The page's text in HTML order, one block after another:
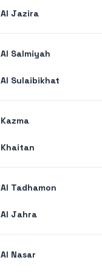
Al Jazira
Al Salmiyah
Al Sulaibikhat
Kazma
Khaitan
Al Tadhamon
Al Jahra
Al Nasar